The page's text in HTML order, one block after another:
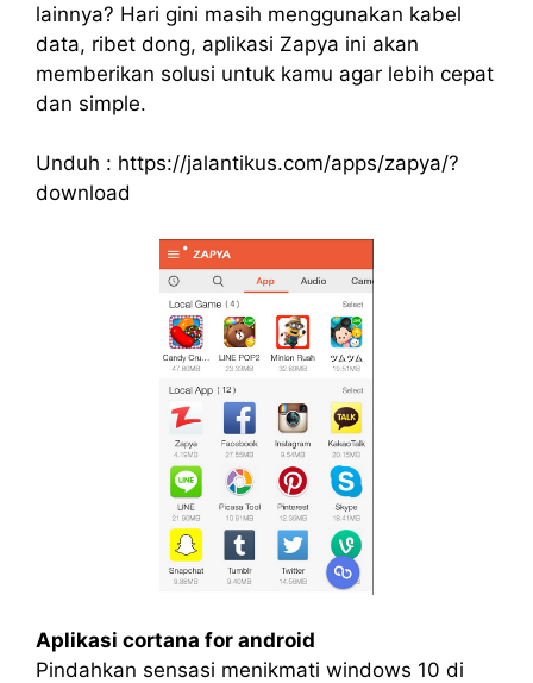
lainnya? Hari gini masih menggunakan kabel
data, ribet dong, aplikasi Zapya ini akan
memberikan solusi untuk kamu agar lebih cepat
dan simple.
Unduh : https://jalantikus.com/apps/zapya/?
download
Aplikasi cortana for android
Pindahkan sensasi menikmati windows 10 di